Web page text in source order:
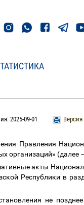
2025-09-01
Правления
организаций» (далее –
акты
Республики в
не